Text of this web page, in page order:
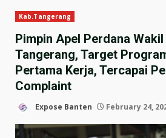
Kab.Tangerang
Pimpin Apel Perdana
Tangerang, Target
Pertama Kerja, Tercapai
Complaint
Expose Banten February 24,